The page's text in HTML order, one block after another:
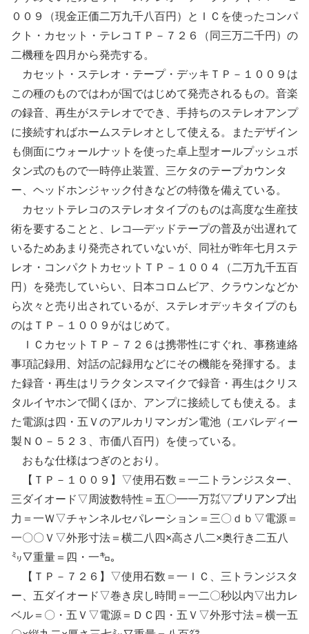
００９（現金正価二万九千八百円）とＩＣを使ったコンパ
クト・カセット・テレコＴＰ－７２６（同三万二千円）の
二機種を四月から発売する。
カセット・ステレオ・テープ・デッキＴＰ－１００９は
この種のものではわが国ではじめて発売されるもの。音楽
の録音、再生がステレオででき、手持ちのステレオアンプ
に接続すればホームステレオとして使える。またデザイン
も側面にウォールナットを使った卓上型オールプッシュボ
タン式のもので一時停止装置、三ケタのテープカウンタ
ー、ヘッドホンジャック付きなどの特徴を備えている。
カセットテレコのステレオタイプのものは高度な生産技
術を要することと、レコ―デッドテープの普及が出遅れて
いるためあまり発売されていないが、同社が昨年七月ステ
レオ・コンパクトカセットＴＰ－１００４（二万九千五百
円）を発売していらい、日本コロムビア、クラウンなどか
ら次々と売り出されているが、ステレオデッキタイプのも
のはＴＰ－１００９がはじめて。
ＩＣカセットＴＰ－７２６は携帯性にすぐれ、事務連絡
事項記録用、対話の記録用などにその機能を発揮する。ま
た録音・再生はリラクタンスマイクで録音・再生はクリス
タルイヤホンで聞くほか、アンプに接続しても使える。ま
た電源は四・五Ｖのアルカリマンガン電池（エバレディー
製ＮＯ－５２３、市価八百円）を使っている。
おもな仕様はつぎのとおり。
【ＴＰ－１００９】▽使用石数＝一二トランジスター、
三ダイオード▽周波数特性＝五〇━一万㌟▽プリアンプ出
力＝一Ｗ▽チャンネルセパレーション＝三〇ｄｂ▽電源＝
一〇〇Ｖ▽外形寸法＝横二八四×高さ八二×奥行き二五八
㍉▽重量＝四・一㌔。
【ＴＰ－７２６】▽使用石数＝一ＩＣ、三トランジスタ
ー、五ダイオード▽巻き戻し時間＝一二〇秒以内▽出力レ
ベル＝〇・五Ｖ▽電源＝ＤＣ四・五Ｖ▽外形寸法＝横一五